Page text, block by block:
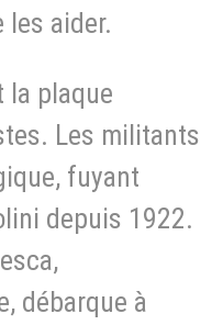
aider.
la plaque
Les militants
fuyant
depuis 1922.
débarque à